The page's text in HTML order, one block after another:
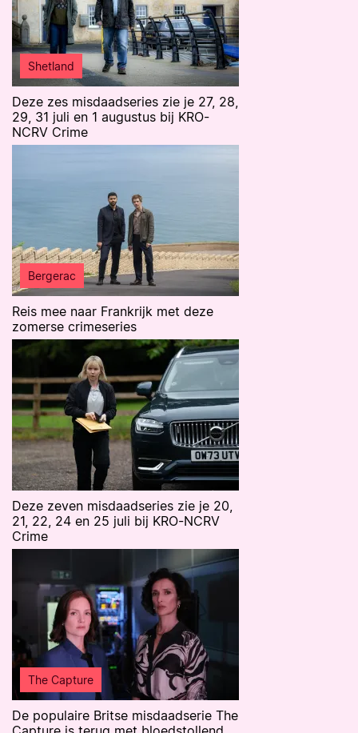
Shetland
Deze zes misdaadseries zie je 27, 28,
29, 31 juli en 1 augustus bij KRO-
NCRV Crime
Bergerac
Reis mee naar Frankrijk met deze
zomerse crimeseries
Deze zeven misdaadseries zie je 20,
21, 22, 24 en 25 juli bij KRO-NCRV
Crime
The Capture
De populaire Britse misdaadserie The